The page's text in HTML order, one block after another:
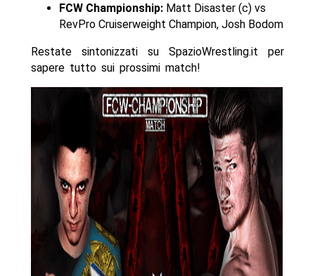
FCW Championship: Matt Disaster (c) vs
RevPro Cruiserweight Champion, Josh Bodom
Restate sintonizzati su SpazioWrestling.it per
sapere tutto sui prossimi match!